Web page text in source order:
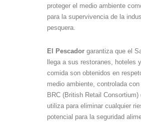
proteger el medio ambiente
para la supervivencia de la
pesquera.
El Pescador garantiza que el
llega a sus restoranes, hoteles
comida son obtenidos en
medio ambiente, controlada
BRC (British Retail Consortium)
utiliza para eliminar cualquier
potencial para la seguridad